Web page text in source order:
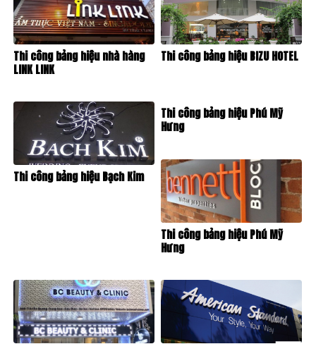
Thi công bảng hiệu nhà hàng
LINK LINK
Thi công bảng hiệu BIZU HOTEL
Thi công bảng hiệu Bạch Kim
Thi công bảng hiệu Phú Mỹ
Hưng
Thi công bảng hiệu Phú Mỹ
Hưng